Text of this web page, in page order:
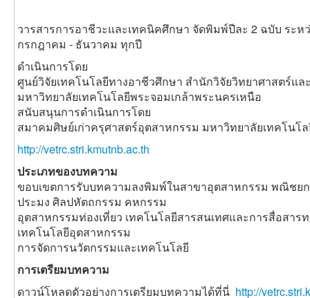
วารสารการอาชีวะและเทคนิคศึกษา จัดพิมพ์ปีละ 2 ฉบับ ระห
กรกฎาคม - ธันวาคม ทุกปี
ดำเนินการโดย
ศูนย์วิจัยเทคโนโลยีทางอาชีวศึกษา สำนักวิจัยวิทยาศาสตร์แล
มหาวิทยาลัยเทคโนโลยีพระจอมเกล้าพระนครเหนือ
สนับสนุนการดำเนินการโดย
สมาคมศิษย์เก่าครุศาสตร์อุตสาหกรรม มหาวิทยาลัยเทคโนโ
http://vetrc.stri.kmutnb.ac.th
ประเภทของบทความ
ขอบเขตการรับบทความลงพิมพ์ในสาขาอุตสาหกรรม พณิชย
ประมง ศิลปหัตถกรรม คหกรรม
อุตสาหกรรมท่องเที่ยว เทคโนโลยีสารสนเทศและการสื่อสา
เทคโนโลยีอุตสาหกรรม
การจัดการนวัตกรรมและเทคโนโลยี
การเตรียมบทความ
ดาวน์โหลดตัวอย่างการเตรียมบทความได้ที่นี่ http://